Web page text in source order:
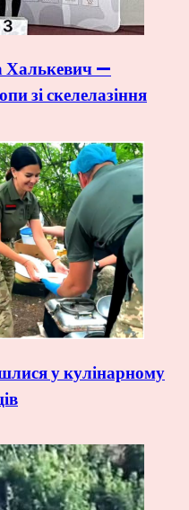
Халькевич —
зі скелелазіння
у кулінарному